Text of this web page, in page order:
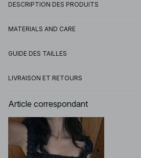
DESCRIPTION DES PRODUITS
MATERIALS AND CARE
GUIDE DES TAILLES
LIVRAISON ET RETOURS
Article correspondant